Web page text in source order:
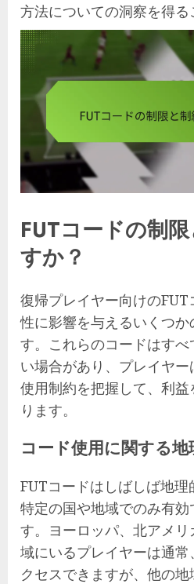
方法についての洞察を得る
FUTコードの制
すか？
復帰プレイヤー向けの
性に影響を与えるいくつ
す。これらのコードはす
い場合があり、プレイヤ
使用制約を把握して、利
ります。
コード使用に関する地
FUTコードはしばしば地理
特定の国や地域でのみ有効
す。ヨーロッパ、北アメ
域にいるプレイヤーは通
クセスできますが、他の